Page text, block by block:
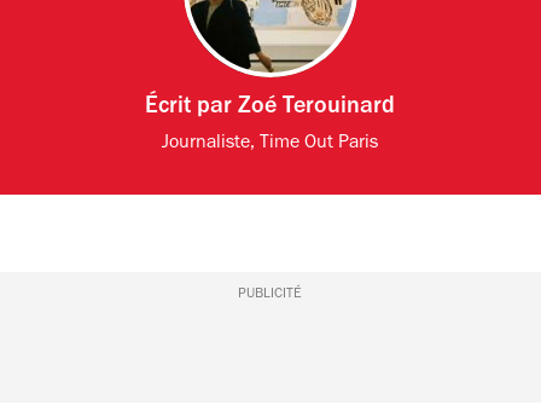
Écrit parZoé Terouinard
Journaliste, Time Out Paris
PUBLICITÉ